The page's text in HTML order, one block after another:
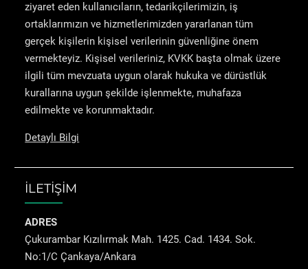
ziyaret eden kullanıcıların, tedarikçilerimizin, iş
ortaklarımızın ve hizmetlerimizden yararlanan tüm
gerçek kişilerin kişisel verilerinin güvenliğine önem
vermekteyiz. Kişisel verileriniz, KVKK başta olmak üzere
ilgili tüm mevzuata uygun olarak hukuka ve dürüstlük
kurallarına uygun şekilde işlenmekte, muhafaza
edilmekte ve korunmaktadır.
Detaylı Bilgi
İLETİŞİM
ADRES
Çukurambar Kızılırmak Mah. 1425. Cad. 1434. Sok.
No:1/C Çankaya/Ankara